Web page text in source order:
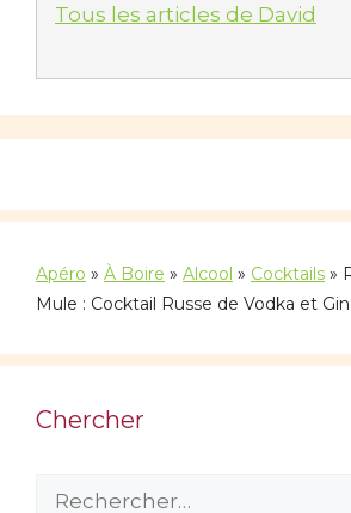
Tous les articles de David
Apéro » À Boire » Alcool » Cocktails »
Mule : Cocktail Russe de Vodka et
Chercher
Rechercher :